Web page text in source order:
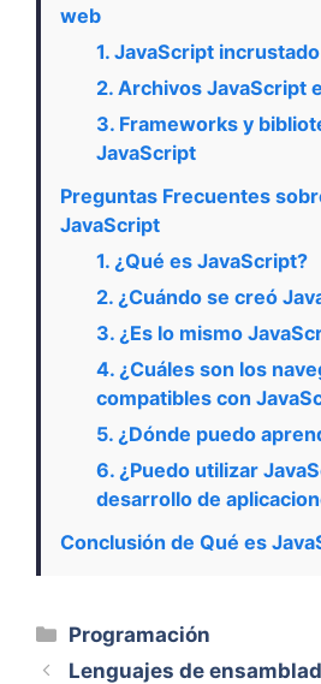
web
1. JavaScript incrustado
2. Archivos JavaScript
3. Frameworks y
JavaScript
Preguntas Frecuentes
JavaScript
1. ¿Qué es JavaScript?
2. ¿Cuándo se creó
3. ¿Es lo mismo
4. ¿Cuáles son los
compatibles con
5. ¿Dónde puedo
6. ¿Puedo utilizar
desarrollo de
Conclusión de Qué es
Categorías
Programación
Lenguajes de